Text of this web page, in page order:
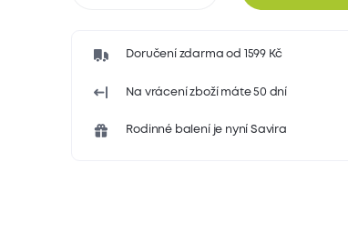
Doručení zdarma od 1599 Kč
Na vrácení zboží máte 50 dní
Rodinné balení je nyní Savira